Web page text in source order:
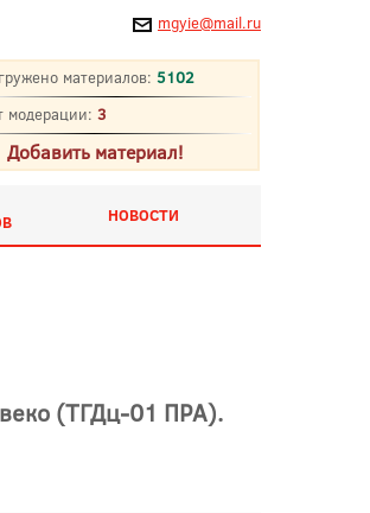
mgyie@mail.ru
материалов: 5102
модерации: 3
Добавить материал!
НОВОСТИ
веко (ТГДц-01 ПРА).